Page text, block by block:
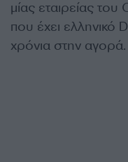
μίας εταιρείας
που έχει ελληνικό
χρόνια στην αγορά.